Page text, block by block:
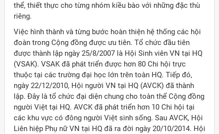
thể, thiết thực cho từng nhóm kiều bào với những đặc thù
riêng.
Việc hình thành và từng bước hoàn thiện hệ thống các hội
đoàn trong Cộng đồng được ưu tiên. Tổ chức đầu tiên
được thành lập ngày 25/8/2007 là Hội Sinh viên VN tại HQ
(VSAK). VSAK đã phát triển được hơn 80 Chi hội trực
thuộc tại các trường đại học lớn trên toàn HQ. Tiếp đó,
ngày 22/12/2010, Hội người VN tại HQ (AVCK) đã thành
lập. Đây là tổ chức đại diện chung cho toàn thể Cộng đồng
người Việt tại HQ. AVCK đã phát triển hơn 10 Chi hội tại
các khu vực có đông người Việt sinh sống. Sau AVCK, Hội
Liên hiệp Phụ nữ VN tại HQ đã ra đời ngày 20/10/2014. Hội